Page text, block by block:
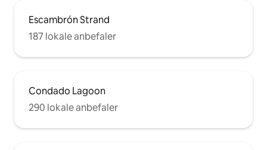
Escambrón Strand
187 lokale anbefaler
Condado Lagoon
290 lokale anbefaler